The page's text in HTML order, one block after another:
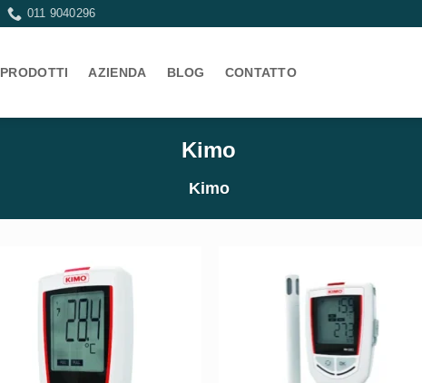
011 9040296
PRODOTTI AZIENDA BLOG CONTATTO
Kimo
Kimo